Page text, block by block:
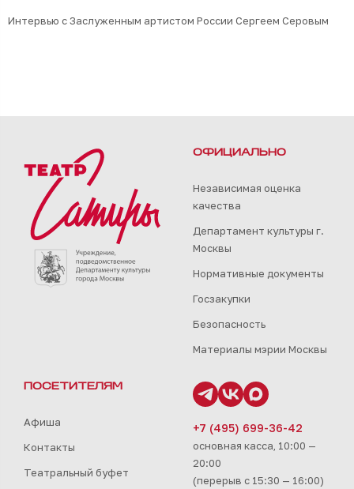
Интервью с Заслуженным артистом России Сергеем Серовым
ОФИЦИАЛЬНО
Независимая оценка
качества
Департамент культуры г.
Москвы
Нормативные документы
Госзакупки
Безопасность
Материалы мэрии Москвы
ПОСЕТИТЕЛЯМ
Афиша
Контакты
Театральный буфет
+7 (495) 699-36-42
основная касса, 10:00 —
20:00
(перерыв с 15:30 — 16:00)